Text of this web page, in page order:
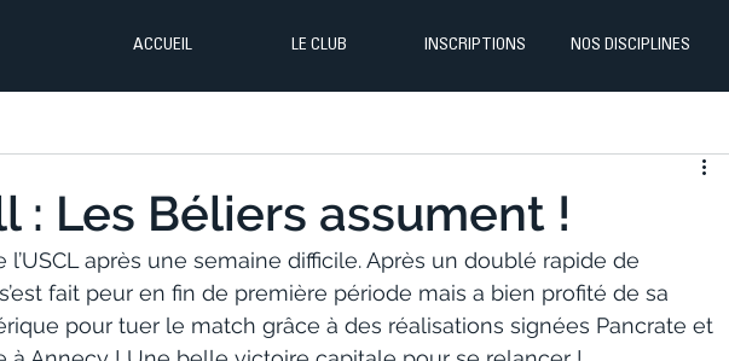
ACCUEIL LE CLUB INSCRIPTIONS NOS DISCIPLINES
: Les Béliers assument !
après une semaine difficile. Après un doublé rapide de
fait peur en fin de première période mais a bien profité de sa
pour tuer le match grâce à des réalisations signées Pancrate et